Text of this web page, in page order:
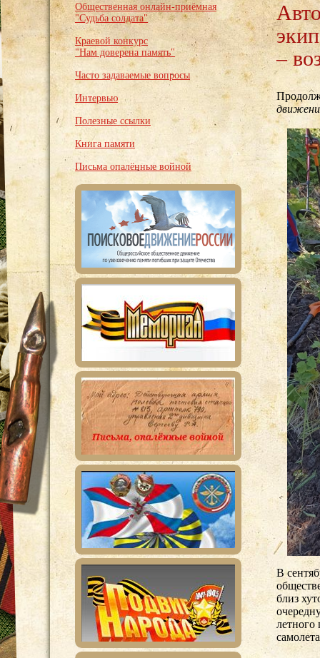
Общественная онлайн-приёмная
"Судьба солдата"
Краевой конкурс
"Нам доверена память"
Часто задаваемые вопросы
Интервью
Полезные ссылки
Книга памяти
Письма опалённые войной
–
В
близ
летного